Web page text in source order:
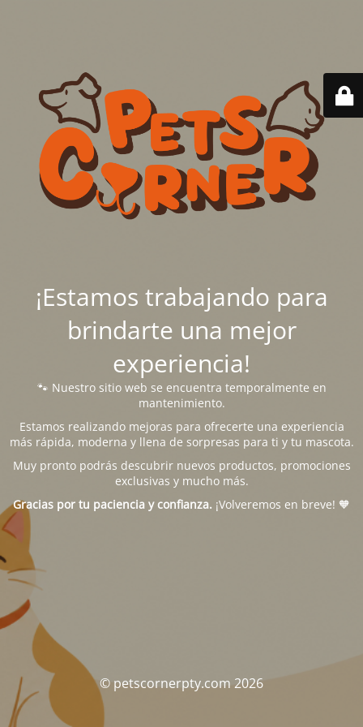
¡Estamos trabajando para
brindarte una mejor
experiencia!
🐾 Nuestro sitio web se encuentra temporalmente en
mantenimiento.
Estamos realizando mejoras para ofrecerte una experiencia
más rápida, moderna y llena de sorpresas para ti y tu mascota.
Muy pronto podrás descubrir nuevos productos, promociones
exclusivas y mucho más.
Gracias por tu paciencia y confianza. ¡Volveremos en breve! 🧡
© petscornerpty.com 2026